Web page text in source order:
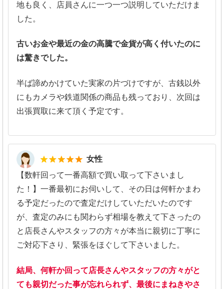
地も良く、店員さんに一つ一つ説明していただけま
した。
古いお金や最近の金の高騰で金貨が高く付いたのに
は驚きでした。
半ば諦めかけていた実家の片づけですが、古銭以外
にもカメラや鉄道関係の商品も残っており、次回は
出張買取に来て頂く予定です。
5女性
【数軒回って一番高額で買い取って下さいまし
た！】一番最初にお伺いして、その日は何軒かまわ
る予定だったので査定だけしていただいたのです
が、査定のみにも関わらず相場を教えて下さったの
と店長さんやスタッフの方々が本当に親切に丁寧に
ご対応下さり、緊張をほぐして下さいました。
結局、何軒か回って店長さんやスタッフの方々がと
ても親切だった事が忘れられず、最後にまねきやさ